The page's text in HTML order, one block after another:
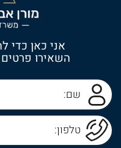
אני כאן כדי
השאירו